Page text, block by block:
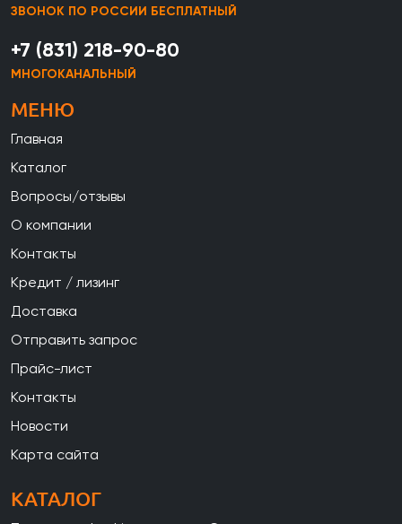
ЗВОНОК ПО РОССИИ БЕСПЛАТНЫЙ
+7 (831) 218-90-80
МНОГОКАНАЛЬНЫЙ
МЕНЮ
Главная
Каталог
Вопросы/отзывы
О компании
Контакты
Кредит / лизинг
Доставка
Отправить запрос
Прайс-лист
Контакты
Новости
Карта сайта
КАТАЛОГ